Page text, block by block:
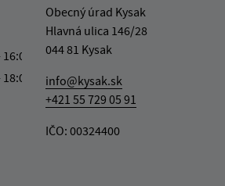
Obecný úrad Kysak
Hlavná ulica 146/28
044 81 Kysak
info@kysak.sk
+421 55 729 05 91
IČO: 00324400